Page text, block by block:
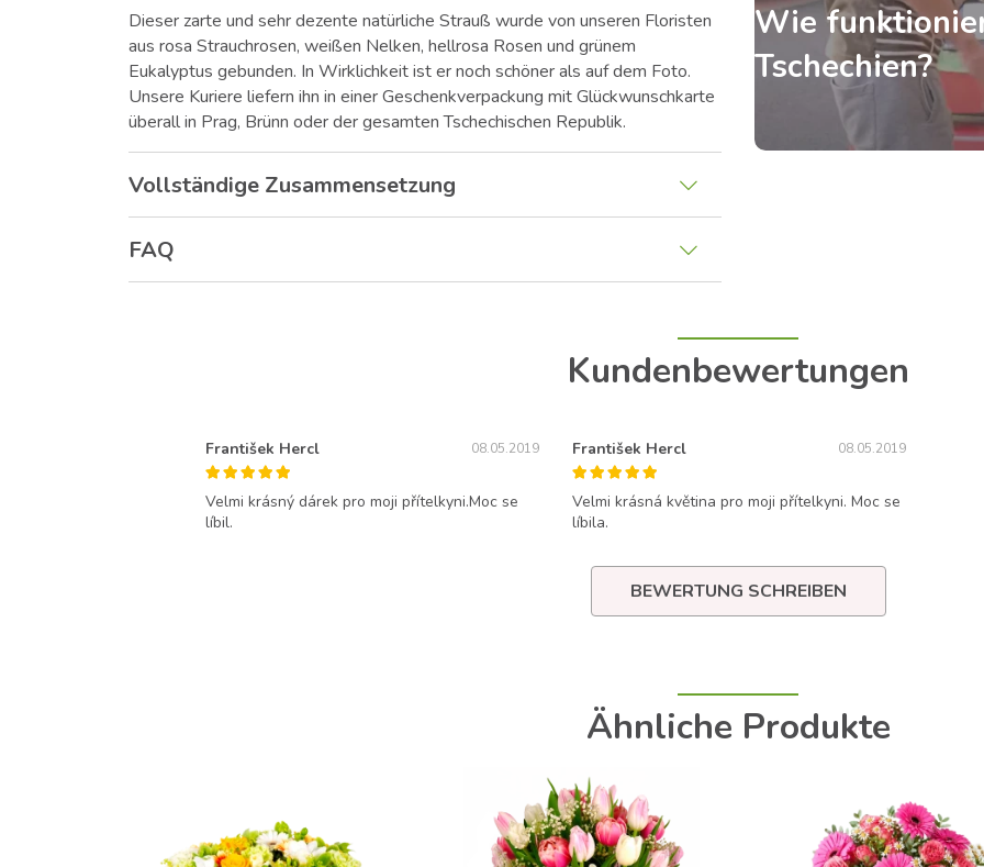
Dieser zarte und sehr dezente natürliche Strauß wurde von unseren Floristen
aus rosa Strauchrosen, weißen Nelken, hellrosa Rosen und grünem
Eukalyptus gebunden. In Wirklichkeit ist er noch schöner als auf dem Foto.
Unsere Kuriere liefern ihn in einer Geschenkverpackung mit Glückwunschkarte
überall in Prag, Brünn oder der gesamten Tschechischen Republik.
Vollständige Zusammensetzung
FAQ
Wie
Tschechien?
Kundenbewertungen
František Hercl 08.05.2019
Velmi krásný dárek pro moji přítelkyni.Moc se
líbil.
František Hercl 08.05.2019
Velmi krásná květina pro moji přítelkyni. Moc se
líbila.
BEWERTUNG SCHREIBEN
Ähnliche Produkte